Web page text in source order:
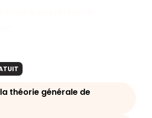
la théorie générale de